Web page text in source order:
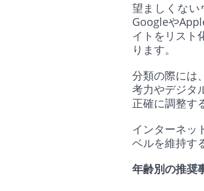
望ましくな
Googleや
イトをリスト
ります。
分類の際には
考力やデジタ
正確に調整す
インターネッ
ベルを維持す
年齢別の推奨